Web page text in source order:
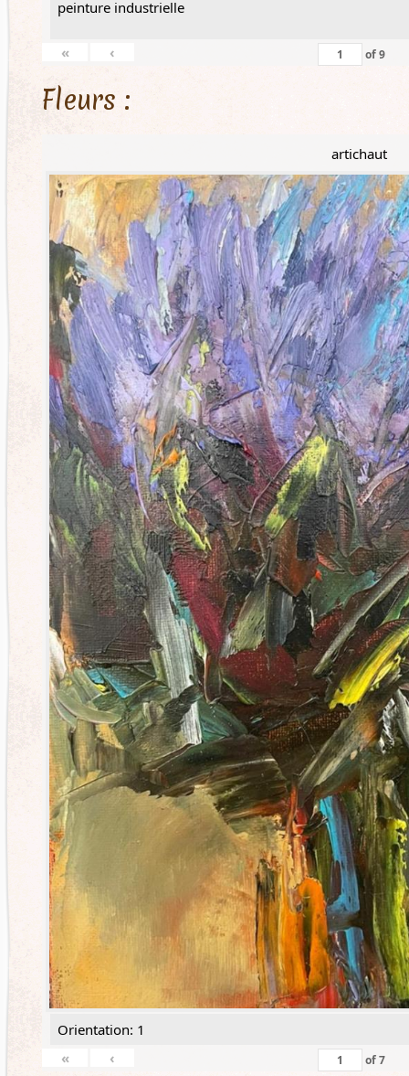
peinture industrielle
« ‹ of9
Fleurs :
artichaut
Orientation: 1
«
‹ of7